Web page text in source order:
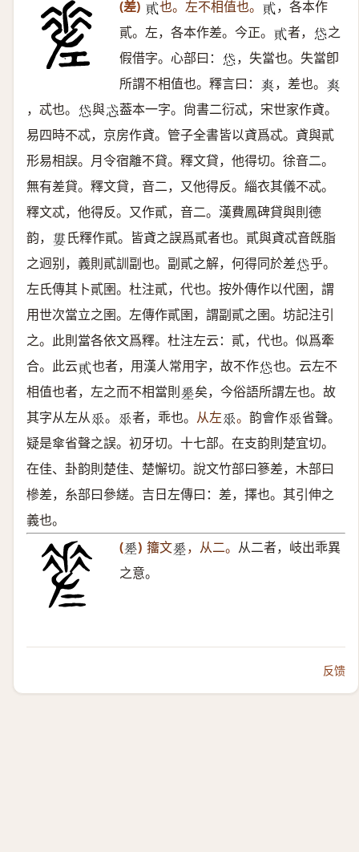
(差) 𧴮 也。左不相值也。 𧴮 ，各本作
貳。左，各本作差。今正。 𧴮 者， 𢘋 之
假借字。心部曰： 𢘋 ，失當也。失當卽
所謂不相值也。釋言曰： 𤕤 ，差也。 𤕤
，忒也。 𢘋 與𢖼 葢本一字。尙書二衍忒，宋世家作貣。
易四時不忒，京房作貣。管子全書皆以貣爲忒。貣與貳
形易相誤。月令宿離不貸。釋文貸，他得切。徐音二。
無有差貸。釋文貸，音二，又他得反。緇衣其儀不忒。
釋文忒，他得反。又作貳，音二。漢費鳳碑貸與則德
韵， 𡞔 氏釋作貳。皆貣之誤爲貳者也。貳與貣忒音旣脂
之迥别，義則貳訓副也。副貳之解，何得同於差𢘋 乎。
左氏傳其卜貳圉。杜注貳，代也。按外傳作以代圉，謂
用世次當立之圉。左傳作貳圉，謂副貳之圉。坊記注引
之。此則當各依文爲釋。杜注左云：貳，代也。似爲牽
合。此云𧴮 也者，用漢人常用字，故不作𢘋 也。云左不
相值也者，左之而不相當則𢀩 矣，今俗語所謂左也。故
其字从左从𠂹 。 𠂹 者，乖也。 从左𠂹 。 韵會作𠂹 省聲。
疑是傘省聲之誤。初牙切。十七部。在支韵則楚宜切。
在佳、卦韵則楚佳、楚懈切。說文竹部曰篸差，木部曰
槮差，糸部曰參縒。吉日左傳曰：差，擇也。其引伸之
義也。
(𢀩 ) 籒文𢀩 ，从二。 从二者，岐出乖異
之意。
反馈